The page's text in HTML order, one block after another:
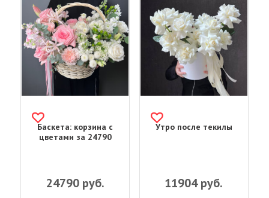
Баскета: корзина с
цветами за 24790
24790руб.
Утро после текилы
11904руб.